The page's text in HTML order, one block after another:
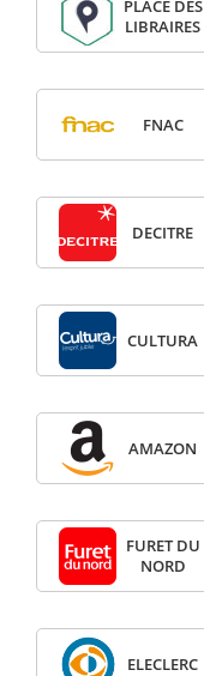
PLACE DES
LIBRAIRES
FNAC
DECITRE
CULTURA
AMAZON
FURET DU
NORD
ELECLERC